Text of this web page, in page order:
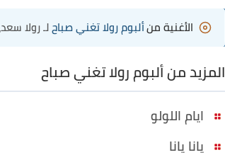
الأغنية منألبوم رولا تغني صباح لـ رولا سعد
المزيد من ألبوم رولا تغني صباح
ايام اللولو
يانا يانا